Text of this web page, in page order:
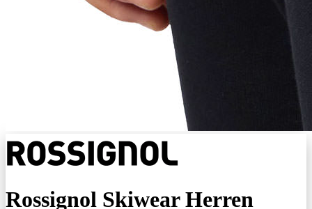
Rossignol Skiwear Herren